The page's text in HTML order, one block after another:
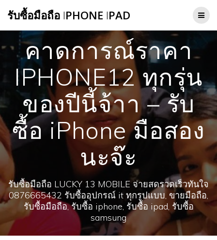
to
รับซื้อมือถือ IPHONE IPAD
คาดการณ์ราคา
IPHONE12 ทุกรุ่น
ของปีนี้จ้าา – รับ
ซื้อ iPhone มือสอง
นะจ๊ะ
รับซื้อมือถือ LUCKY 13 MOBILE จ่ายสดรวดเร็วทันใจ
0876665432 รับซื้ออุปกรณ์ it ทุกรูปแบบ, ขายมือถือ,
รับซื้อมือถือ, รับซื้อ iphone, รับซื้อ ipad, รับซื้อ
samsung